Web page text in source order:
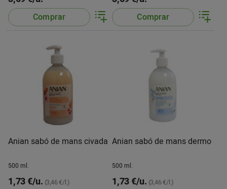
Comprar Comprar
Anian sabó de mans civada
500 ml.
1,73 €/u. (3,46 €/l.)
Anian sabó de mans dermo
500 ml.
1,73 €/u. (3,46 €/l.)